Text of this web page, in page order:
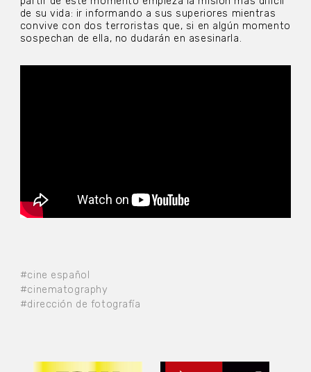
#cine español
#cinematography
#dirección de fotografía
de su vida: ir informando a sus superiores mientras
convive con dos terroristas que, si en algún momento
sospechan de ella, no dudarán en asesinarla.